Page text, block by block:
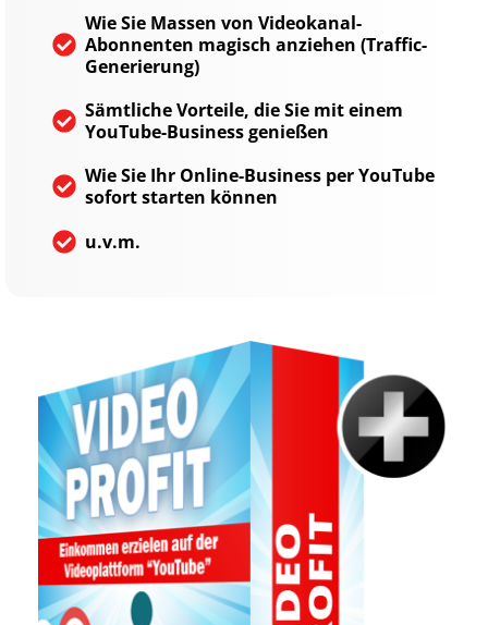
Wie Sie Massen von Videokanal-
Abonnenten magisch anziehen (Traffic-
Generierung)
Sämtliche Vorteile, die Sie mit einem
YouTube-Business genießen
Wie Sie Ihr Online-Business per YouTube
sofort starten können
u.v.m.